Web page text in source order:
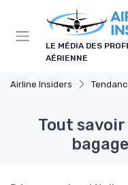
LE MÉDIA DES
AÉRIENNE
Airline Insiders Tendances
Tout
Panneau de gestion des